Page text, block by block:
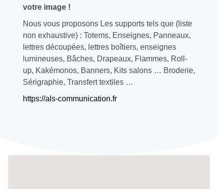
votre image !
Nous vous proposons Les supports tels que (liste
non exhaustive) : Totems, Enseignes, Panneaux,
lettres découpées, lettres boîtiers, enseignes
lumineuses, Bâches, Drapeaux, Flammes, Roll-
up, Kakémonos, Banners, Kits salons … Broderie,
Sérigraphie, Transfert textiles …
https://als-communication.fr